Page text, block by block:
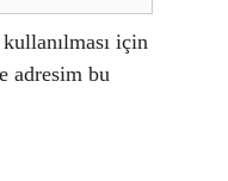
için
adresim bu